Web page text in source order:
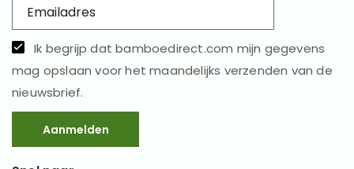
Ik begrijp dat bamboedirect.com mijn gegevens
mag opslaan voor het maandelijks verzenden van de
nieuwsbrief.
Aanmelden